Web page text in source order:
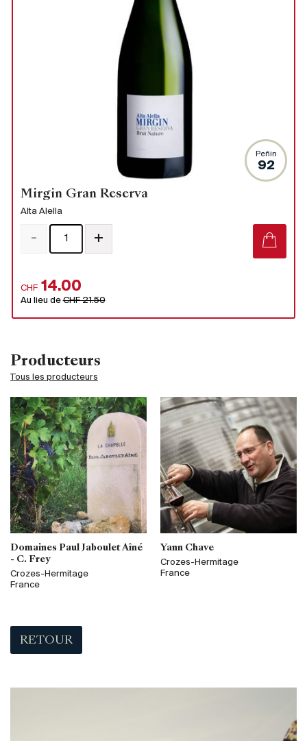
Producteurs
Tous les producteurs
Domaines Paul Jaboulet Aîné
- C. Frey
Crozes-Hermitage
France
Yann Chave
Crozes-Hermitage
France
RETOUR
Peñin
92
Mirgin Gran Reserva
Alta Alella
CHF 14.00
Au lieu deCHF 21.50
- +